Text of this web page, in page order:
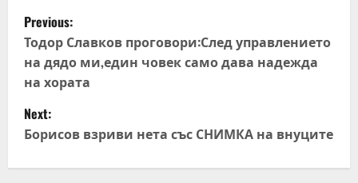
P
o
s
t
n
Previous:
Тодор Славков проговори:След управлението
на дядо ми,един човек само дава надежда
на хората
Next:
Борисов взриви нета със СНИМКА на внуците